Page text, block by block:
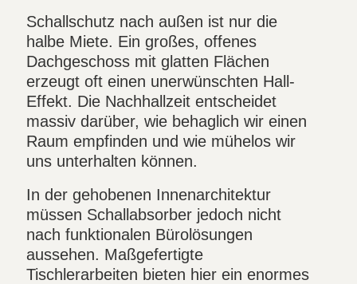
Schallschutz nach außen ist nur die
halbe Miete. Ein großes, offenes
Dachgeschoss mit glatten Flächen
erzeugt oft einen unerwünschten Hall-
Effekt. Die Nachhallzeit entscheidet
massiv darüber, wie behaglich wir einen
Raum empfinden und wie mühelos wir
uns unterhalten können.
In der gehobenen Innenarchitektur
müssen Schallabsorber jedoch nicht
nach funktionalen Bürolösungen
aussehen. Maßgefertigte
Tischlerarbeiten bieten hier ein enormes